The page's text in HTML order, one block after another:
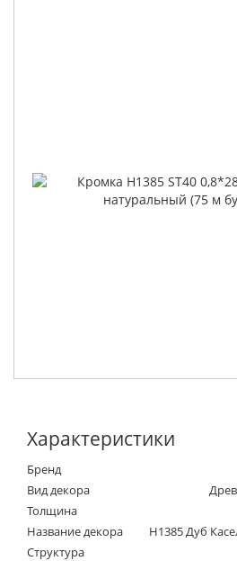
Характеристики
Бренд
Вид декора
Толщина
Название декора
H1385 Дуб
Структура